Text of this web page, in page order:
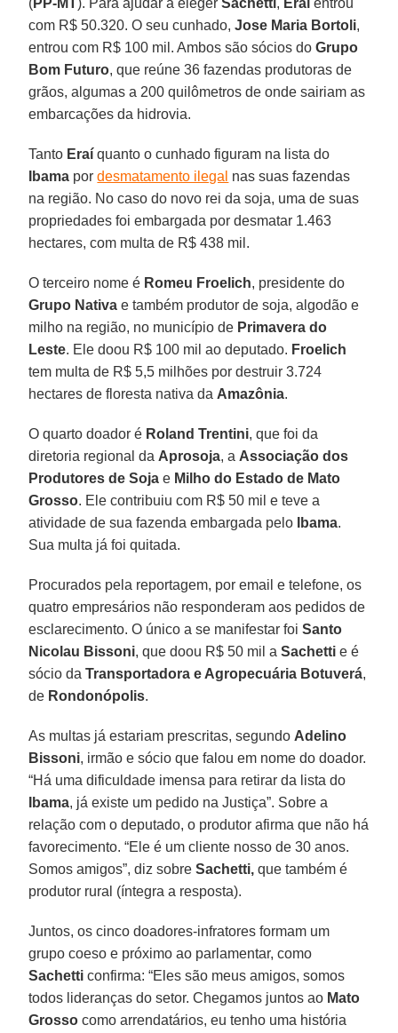
com R$ 50.320. O seu cunhado,Jose Maria Bortoli,
entrou com R$ 100 mil. Ambos são sócios doGrupo
Bom Futuro, que reúne 36 fazendas produtoras de
grãos, algumas a 200 quilômetros de onde sairiam as
embarcações da hidrovia.
Tanto Eraí quanto o cunhado figuram na lista do
Ibama por desmatamento ilegal nas suas fazendas
na região. No caso do novo rei da soja, uma de suas
propriedades foi embargada por desmatar 1.463
hectares, com multa de R$ 438 mil.
O terceiro nome é Romeu Froelich, presidente do
Grupo Nativa e também produtor de soja, algodão e
milho na região, no município de Primavera do
Leste. Ele doou R$ 100 mil ao deputado. Froelich
tem multa de R$ 5,5 milhões por destruir 3.724
hectares de floresta nativa da Amazônia.
O quarto doador é Roland Trentini, que foi da
diretoria regional da Aprosoja, a Associação dos
Produtores de Sojae Milho do Estado de Mato
Grosso. Ele contribuiu com R$ 50 mil e teve a
atividade de sua fazenda embargada pelo
Ibama.
Sua multa já foi quitada.
Procurados pela reportagem, por email e telefone, os
quatro empresários não responderam aos pedidos de
esclarecimento. O único a se manifestar foiSanto
Nicolau Bissoni, que doou R$ 50 mil aSachetti e é
sócio daTransportadora e Agropecuária Botuverá,
de Rondonópolis.
As multas já estariam prescritas, segundo Adelino
Bissoni, irmão e sócio que falou em nome do doador.
“Há uma dificuldade imensa para retirar da lista do
Ibama, já existe um pedido na Justiça”. Sobre a
relação com o deputado, o produtor afirma que não há
favorecimento. “Ele é um cliente nosso de 30 anos.
Somos amigos”, diz sobreSachetti, que também é
produtor rural (íntegra a resposta).
Juntos, os cinco doadores-infratores formam um
grupo coeso e próximo ao parlamentar, como
Sachetti confirma: “Eles são meus amigos, somos
todos lideranças do setor. Chegamos juntos ao Mato
Grosso como arrendatários, eu tenho uma história